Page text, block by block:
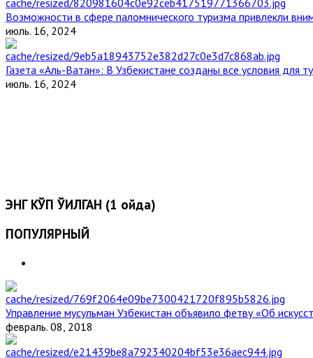
Возможности в сфере паломнического туризма привлекли
июль. 16, 2024
Газета «Аль-Ватан»: В Узбекистане созданы все условия для
июль. 16, 2024
ЭНГ КЎП ЎҚИЛГАН (1 ойда)
ПОПУЛЯРНЫЙ
Управление мусульман Узбекистан объявило фетву «Об
февраль. 08, 2018